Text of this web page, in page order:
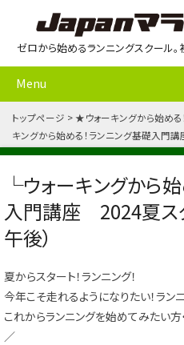
ゼロから始めるランニングスクール
Menu
トップページ ★ウォーキングから始める
キングから始める！ランニング基礎入門
└ウォーキングから
入門講座 2024夏ス
午後）
夏からスタート！ランニング！
今年こそ走れるようになりたい！ラン
これからランニングを始めてみたい
／